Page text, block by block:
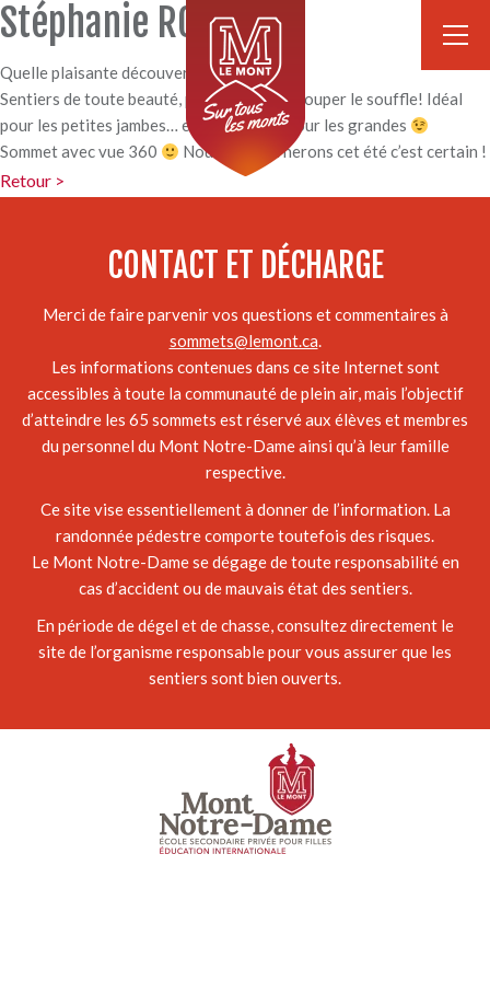
Stéphanie ROY
Quelle plaisante découverte !
Sentiers de toute beauté, points de vue à couper le souffle! Idéal
pour les petites jambes… et tout autant pour les grandes
Sommet avec vue 360
Nous y retournerons cet été c’est certain !
Retour >
CONTACT ET DÉCHARGE
Merci de faire parvenir vos questions et commentaires à
sommets@lemont.ca.
Les informations contenues dans ce site Internet sont
accessibles à toute la communauté de plein air, mais l’objectif
d’atteindre les 65 sommets est réservé aux élèves et membres
du personnel du Mont Notre-Dame ainsi qu’à leur famille
respective.
Ce site vise essentiellement à donner de l’information. La
randonnée pédestre comporte toutefois des risques.
Le Mont Notre-Dame se dégage de toute responsabilité en
cas d’accident ou de mauvais état des sentiers.
En période de dégel et de chasse, consultez directement le
site de l’organisme responsable pour vous assurer que les
sentiers sont bien ouverts.